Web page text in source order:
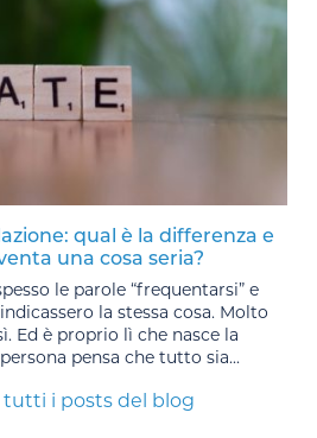
qual è la differenza e
una cosa seria?
le parole “frequentarsi” e
la stessa cosa. Molto
Ed è proprio lì che nasce la
pensa che tutto sia...
tutti i posts del blog